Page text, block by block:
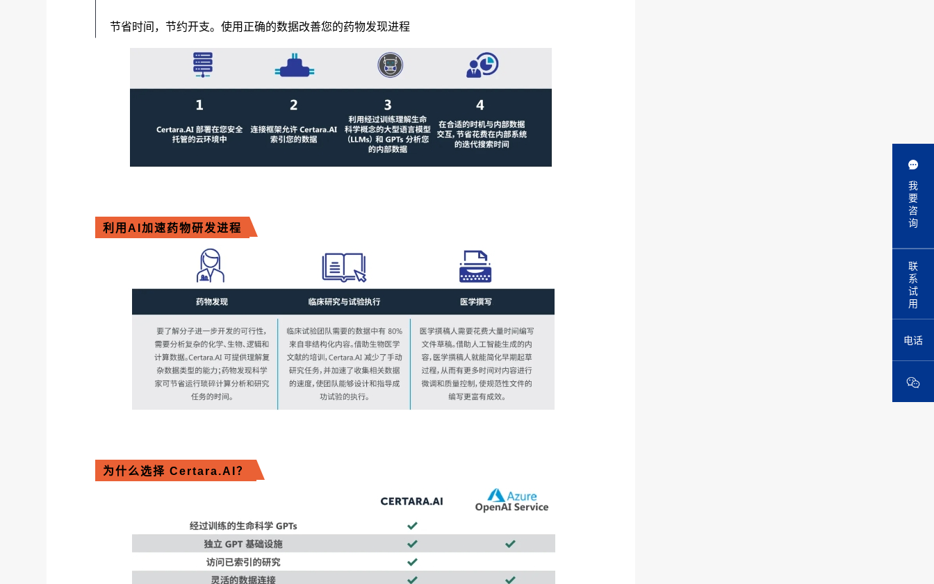
我
要
咨
询
联
系
试
用
电话
节省时间，节约开支。使用正确的数据改善您的药物发现进程
利用AI加速药物研发进程
为什么选择 Certara.AI？